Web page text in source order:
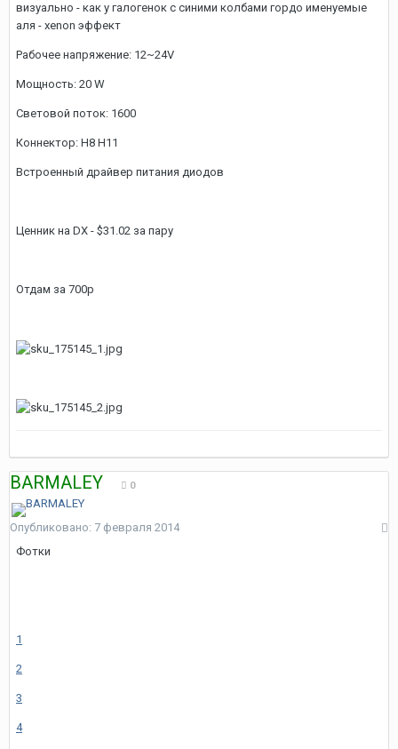
визуально - как у галогенок с синими колбами гордо именуемые
аля - xenon эффект
Рабочее напряжение: 12~24V
Мощность: 20 W
Световой поток: 1600
Коннектор: H8 H11
Встроенный драйвер питания диодов
Ценник на DX - $31.02 за пару
Отдам за 700р
BARMALEY 0
Опубликовано: 7 февраля 2014
Фотки
1
2
3
4